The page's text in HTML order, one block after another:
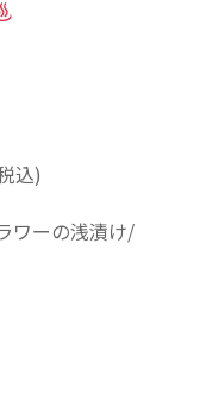
込)
ワーの浅漬け/